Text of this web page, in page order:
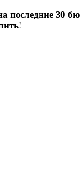
последние 30